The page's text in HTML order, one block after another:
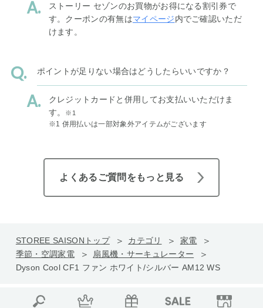
ストーリー セゾンのお買物がお得になる割引券で
す。クーポンの有無はマイページ内でご確認いただ
けます。
ポイントが足りない場合はどうしたらいいですか？
クレジットカードと併用してお支払いいただけま
す。
※1
※1 併用払いは一部対象外アイテムがございます
よくあるご質問をもっと見る
STOREE SAISONトップ カテゴリ
家電
季節・空調家電
扇風機・サーキュレーター
Dyson Cool CF1 ファン ホワイト/シルバー AM12 WS